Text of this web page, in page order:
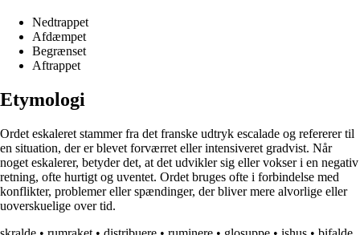
Nedtrappet
Afdæmpet
Begrænset
Aftrappet
Etymologi
Ordet eskaleret stammer fra det franske udtryk escalade og refererer til
en situation, der er blevet forværret eller intensiveret gradvist. Når
noget eskalerer, betyder det, at det udvikler sig eller vokser i en negativ
retning, ofte hurtigt og uventet. Ordet bruges ofte i forbindelse med
konflikter, problemer eller spændinger, der bliver mere alvorlige eller
uoverskuelige over tid.